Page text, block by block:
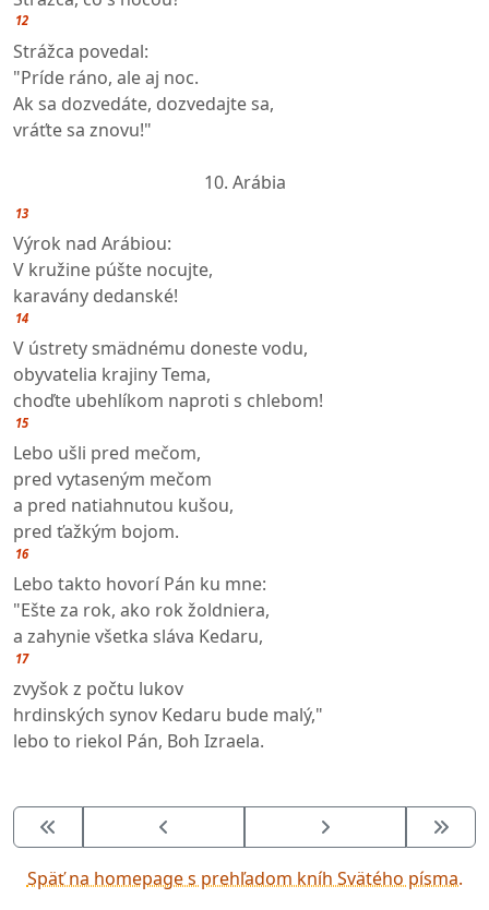
12
Strážca povedal:
"Príde ráno, ale aj noc.
Ak sa dozvedáte, dozvedajte sa,
vráťte sa znovu!"
10. Arábia
13
Výrok nad Arábiou:
V kružine púšte nocujte,
karavány dedanské!
14
V ústrety smädnému doneste vodu,
obyvatelia krajiny Tema,
choďte ubehlíkom naproti s chlebom!
15
Lebo ušli pred mečom,
pred vytaseným mečom
a pred natiahnutou kušou,
pred ťažkým bojom.
16
Lebo takto hovorí Pán ku mne:
"Ešte za rok, ako rok žoldniera,
a zahynie všetka sláva Kedaru,
17
zvyšok z počtu lukov
hrdinských synov Kedaru bude malý,"
lebo to riekol Pán, Boh Izraela.
Späť na homepage s prehľadom kníh Svätého písma.